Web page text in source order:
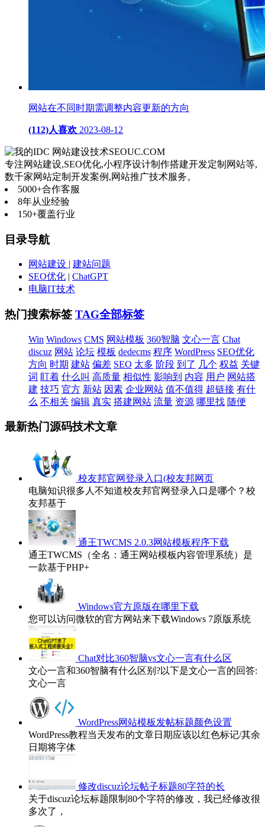
网站在不同时期需调整内容更新的方向
(112)人喜欢 2023-08-12
网站建设技术SEOUC.COM
专注网站建设,SEO优化,小程序设计制作搭建开发定制网站等,
数千家网站定制开发案例,网站推广技术服务。
5000+合作客服
8年从业经验
150+覆盖行业
目录导航
网站建设 | 建站问题
SEO优化 | ChatGPT
电脑IT技术
热门搜索标签 TAG全部标签
Win Windows CMS 网站模板 360智脑 文心一言 Chat
discuz 网站 论坛 模板 dedecms 程序 WordPress SEO优化
方向 时期 建站 偏差 SEO 太多 阶段 到了 几个 权益 关键
词 盯着 什么叫 高质量 相似性 影响到 内容 用户 网站搭
建 技巧 官方 新站 因素 企业网站 值不值得 超链接 有什
么 不相关 编辑 真实 搭建网站 流量 资源 哪里找 随便
最新热门源码技术文章
校友邦官网登录入口(校友邦网页
电脑知识很多人不知道校友邦官网登录入口是哪个？校
友邦基于
通王TWCMS 2.0.3网站模板程序下载
通王TWCMS（全名：通王网站模板内容管理系统）是
一款基于PHP+
Windows官方原版在哪里下载
您可以访问微软的官方网站来下载Windows 7原版系统
Chat对比360智脑vs文心一言有什么区
文心一言和360智脑有什么区别?以下是文心一言的回答:
文心一言
WordPress网站模板发帖标题颜色设置
WordPress教程当天发布的文章日期应该以红色标记/其余
日期将字体
修改discuz论坛帖子标题80字符的长
关于discuz论坛标题限制80个字符的修改，我已经修改很
多次了，